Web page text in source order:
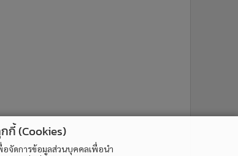
กี้ (Cookies)
อจัดการข้อมูลส่วนบุคคลเพื่อนำ